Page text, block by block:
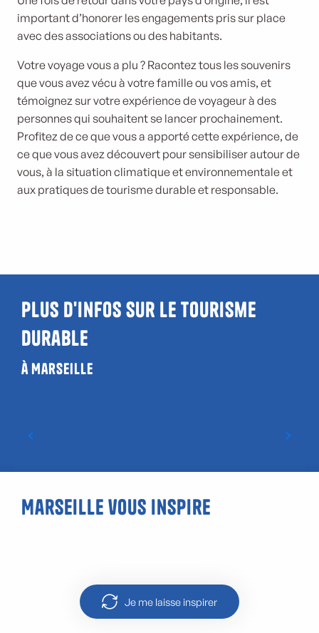
important d’honorer les engagements pris sur place
avec des associations ou des habitants.
Votre voyage vous a plu ? Racontez tous les souvenirs
que vous avez vécu à votre famille ou vos amis, et
témoignez sur votre expérience de voyageur à des
personnes qui souhaitent se lancer prochainement.
Profitez de ce que vous a apporté cette expérience, de
ce que vous avez découvert pour sensibiliser autour de
vous, à la situation climatique et environnementale et
aux pratiques de tourisme durable et responsable.
Plus d'infos sur le tourisme
durable
à Marseille
Marseille vous inspire
Je me laisse inspirer